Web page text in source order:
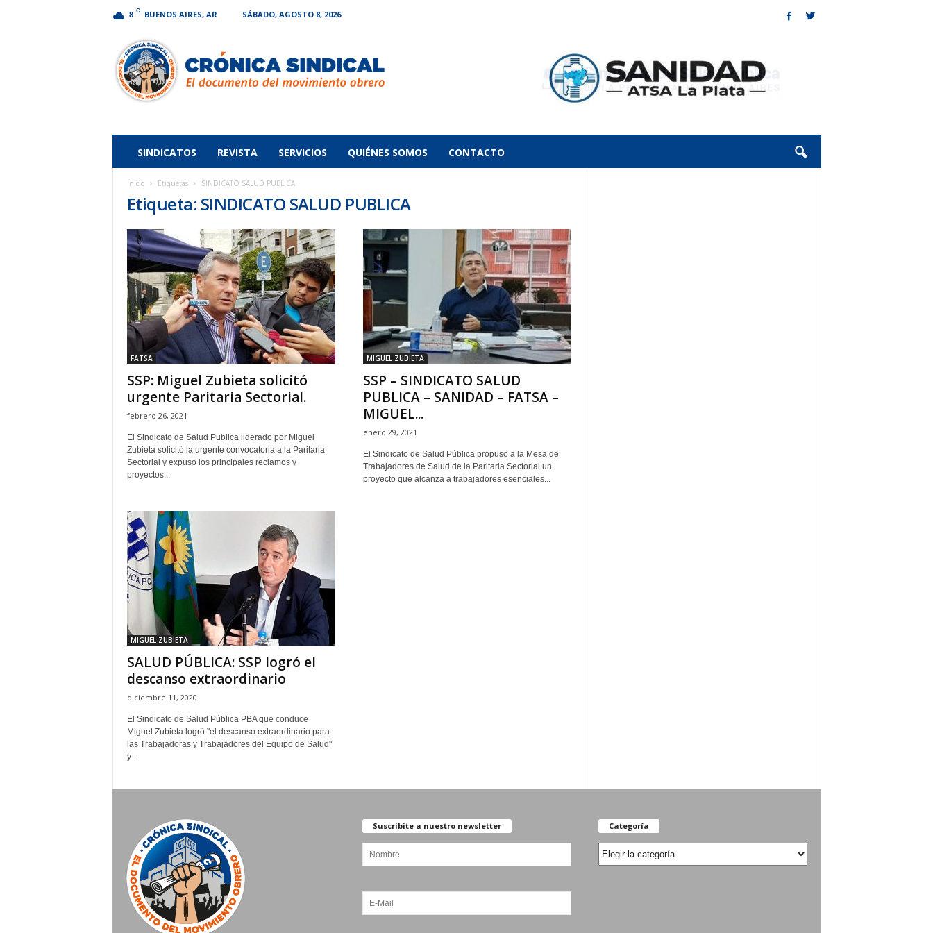
8 C BUENOS AIRES, AR SÁBADO, AGOSTO 8, 2026
Sindical
SINDICATOS REVISTA SERVICIOS QUIÉNES SOMOS CONTACTO
Inicio Etiquetas SINDICATO SALUD PUBLICA
Etiqueta: SINDICATO SALUD PUBLICA
FATSA
SSP: Miguel Zubieta solicitó
urgente Paritaria Sectorial.
febrero 26, 2021
El Sindicato de Salud Publica liderado por Miguel
Zubieta solicitó la urgente convocatoria a la Paritaria
Sectorial y expuso los principales reclamos y
proyectos...
MIGUEL ZUBIETA
SSP – SINDICATO SALUD
PUBLICA – SANIDAD – FATSA –
MIGUEL...
enero 29, 2021
El Sindicato de Salud Pública propuso a la Mesa de
Trabajadores de Salud de la Paritaria Sectorial un
proyecto que alcanza a trabajadores esenciales...
MIGUEL ZUBIETA
SALUD PÚBLICA: SSP logró el
descanso extraordinario
diciembre 11, 2020
El Sindicato de Salud Pública PBA que conduce
Miguel Zubieta logró "el descanso extraordinario para
las Trabajadoras y Trabajadores del Equipo de Salud"
y...
Suscribite a nuestro newsletter Categoría
Categoría